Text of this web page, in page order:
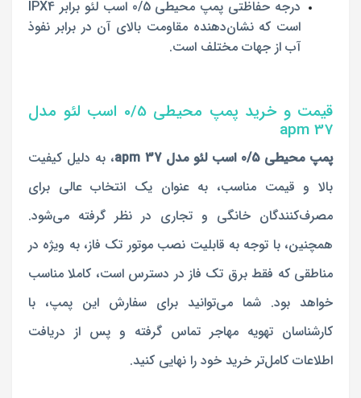
درجه حفاظتی پمپ محیطی 0/5 اسب لئو برابر IPX4
است که نشان‌دهنده مقاومت بالای آن در برابر نفوذ
آب از جهات مختلف است.
قیمت و خرید پمپ محیطی 0/5 اسب لئو مدل
apm 37
پمپ محیطی 0/5 اسب لئو مدل apm 37
، به ‌دلیل کیفیت
بالا و قیمت مناسب، به ‌عنوان یک انتخاب عالی برای
مصرف‌کنندگان خانگی و تجاری در نظر گرفته می‌شود.
همچنین، با توجه به قابلیت نصب موتور تک‌ فاز، به‌ ویژه در
مناطقی که فقط برق تک ‌فاز در دسترس است، کاملا مناسب
خواهد بود. شما می‌توانید برای سفارش این پمپ، با
کارشناسان تهویه مهاجر تماس گرفته و پس از دریافت
اطلاعات کامل‌تر خرید خود را نهایی کنید.